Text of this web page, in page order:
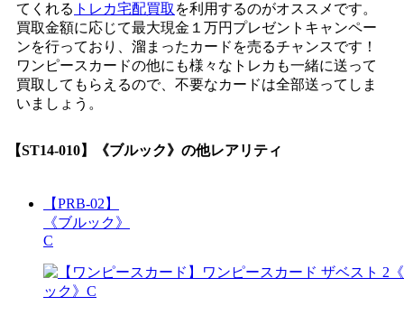
てくれる トレカ宅配買取 を利用するのがオススメです。
買取金額に応じて最大現金１万円プレゼントキャンペー
ンを行っており、溜まったカードを売るチャンスです！
ワンピースカードの他にも様々なトレカも一緒に送って
買取してもらえるので、不要なカードは全部送ってしま
いましょう。
【ST14-010】《ブルック》 の他レアリティ
【PRB-02】
《ブルック》
C